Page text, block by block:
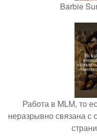
Barbie
Работа в MLM, то
неразрывно связана с